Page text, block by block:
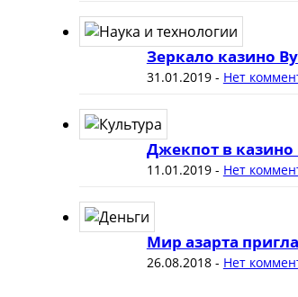
Зеркало казино
31.01.2019- Нет
Джекпот в казино
11.01.2019- Нет
Мир азарта
26.08.2018- Нет